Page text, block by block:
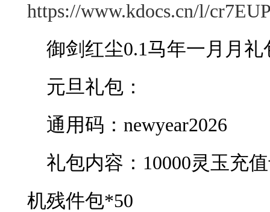
https://www.kdocs.cn/l/
御剑红尘0.1马年一月月礼
元旦礼包：
通用码：newyear2026
礼包内容：10000灵玉充
机残件包*50